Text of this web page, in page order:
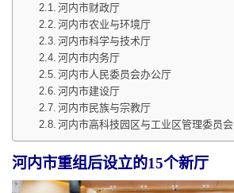
河内市财政厅
河内市农业与环境厅
河内市科学与技术厅
河内市内务厅
河内市人民委员会办公厅
河内市建设厅
河内市民族与宗教厅
河内市高科技园区与工业区管理委员会
河内市重组后设立的15个新厅